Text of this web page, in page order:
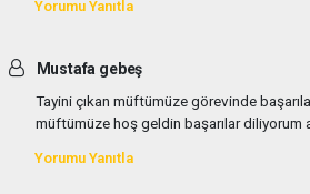
Yorumu Yanıtla
Mustafa gebeş
Tayini çıkan müftümüze görevinde
müftümüze hoş geldin başarılar diliyorum
Yorumu Yanıtla